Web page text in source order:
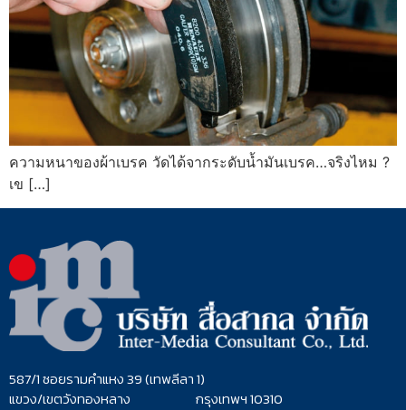
ความหนาของผ้าเบรค วัดได้จากระดับน้ำมันเบรค…จริงไหม ?
เข […]
587/1 ซอยรามคำแหง 39 (เทพลีลา 1)
แขวง/เขตวังทองหลาง กรุงเทพฯ 10310